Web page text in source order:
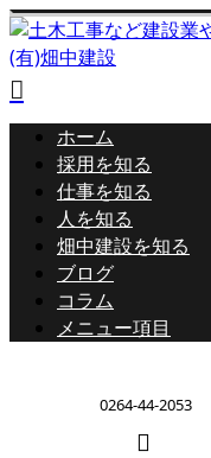
ホーム
採用を知る
仕事を知る
人を知る
畑中建設を知る
ブログ
コラム
メニュー項目
0264-44-2053